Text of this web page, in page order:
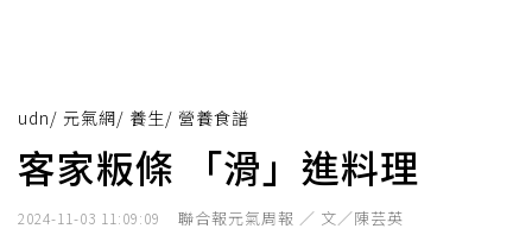
udn/ 元氣網/ 養生/ 營養食譜
客家粄條 「滑」進料理
2024-11-03 11:09:09 聯合報元氣周報 ／ 文／陳芸英